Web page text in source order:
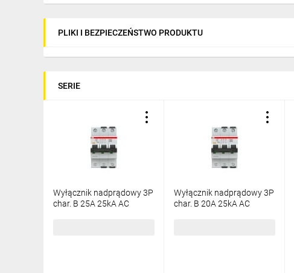
PLIKI I BEZPIECZEŃSTWO PRODUKTU
SERIE
Wyłącznik nadprądowy 3P
char. B 25A 25kA AC
Wyłącznik nadprądowy 3P
char. B 20A 25kA AC